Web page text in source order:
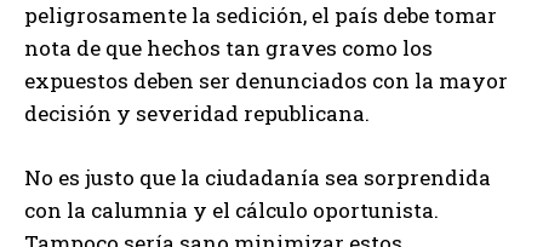
peligrosamente la sedición, el país debe tomar
nota de que hechos tan graves como los
expuestos deben ser denunciados con la mayor
decisión y severidad republicana.
No es justo que la ciudadanía sea sorprendida
con la calumnia y el cálculo oportunista.